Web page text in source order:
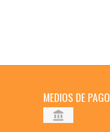
MEDIOS DE PAGO